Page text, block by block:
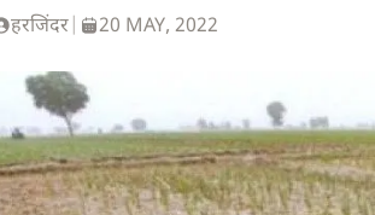
हरजिंदर 20 MAY, 2022